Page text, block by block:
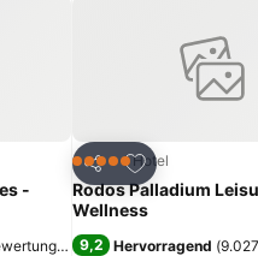
-
)
Teilen
Zu Favoriten
5 Sterne Hotel
Rodos Palladium
Wellness
9,2 Hervorragend (